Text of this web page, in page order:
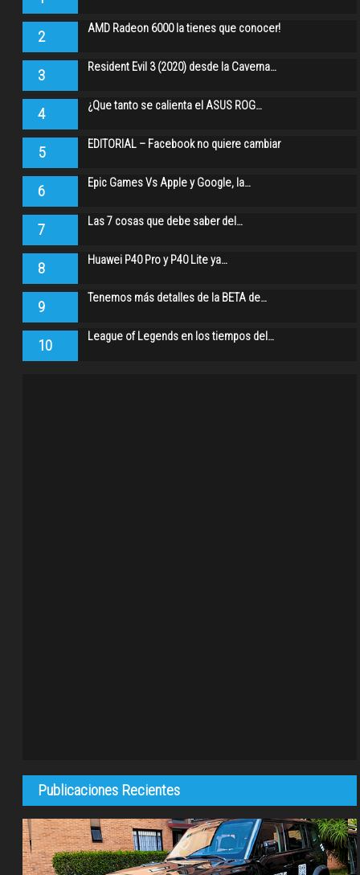
2 AMD Radeon 6000 la tienes que conocer!
3 Resident Evil 3 (2020) desde la Caverna…
4 ¿Que tanto se calienta el ASUS ROG…
5 EDITORIAL – Facebook no quiere cambiar
6 Epic Games Vs Apple y Google, la…
7 Las 7 cosas que debe saber del…
8 Huawei P40 Pro y P40 Lite ya…
9 Tenemos más detalles de la BETA de…
10 League of Legends en los tiempos del…
Publicaciones Recientes